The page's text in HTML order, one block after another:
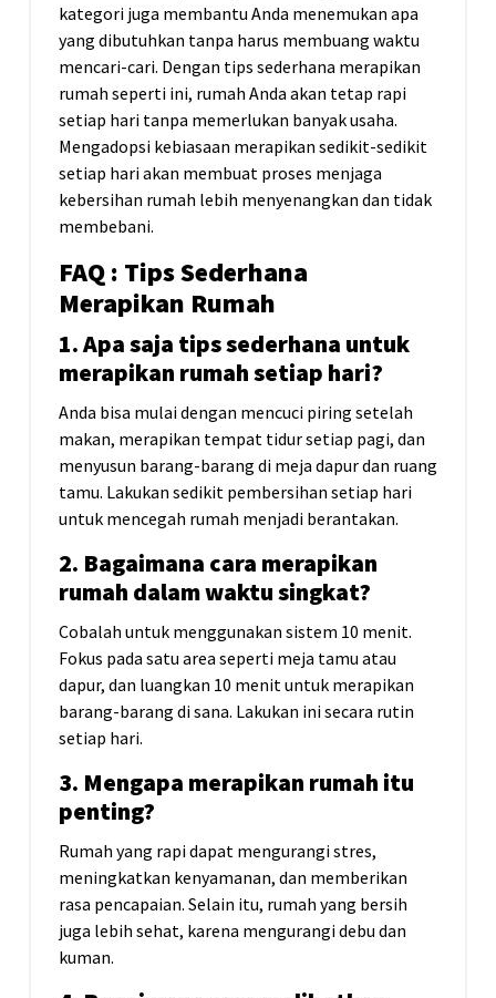
kategori juga membantu Anda menemukan apa
yang dibutuhkan tanpa harus membuang waktu
mencari-cari. Dengan tips sederhana merapikan
rumah seperti ini, rumah Anda akan tetap rapi
setiap hari tanpa memerlukan banyak usaha.
Mengadopsi kebiasaan merapikan sedikit-sedikit
setiap hari akan membuat proses menjaga
kebersihan rumah lebih menyenangkan dan tidak
membebani.
FAQ : Tips Sederhana
Merapikan Rumah
1. Apa saja tips sederhana untuk
merapikan rumah setiap hari?
Anda bisa mulai dengan mencuci piring setelah
makan, merapikan tempat tidur setiap pagi, dan
menyusun barang-barang di meja dapur dan ruang
tamu. Lakukan sedikit pembersihan setiap hari
untuk mencegah rumah menjadi berantakan.
2. Bagaimana cara merapikan
rumah dalam waktu singkat?
Cobalah untuk menggunakan sistem 10 menit.
Fokus pada satu area seperti meja tamu atau
dapur, dan luangkan 10 menit untuk merapikan
barang-barang di sana. Lakukan ini secara rutin
setiap hari.
3. Mengapa merapikan rumah itu
penting?
Rumah yang rapi dapat mengurangi stres,
meningkatkan kenyamanan, dan memberikan
rasa pencapaian. Selain itu, rumah yang bersih
juga lebih sehat, karena mengurangi debu dan
kuman.